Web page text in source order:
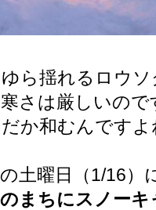
ら揺れるロウソ
さは厳しいの
か和むんですよ
土曜日（1/16）
のまちにスノー